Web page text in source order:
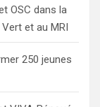
OSC dans la
et au MRI
250 jeunes